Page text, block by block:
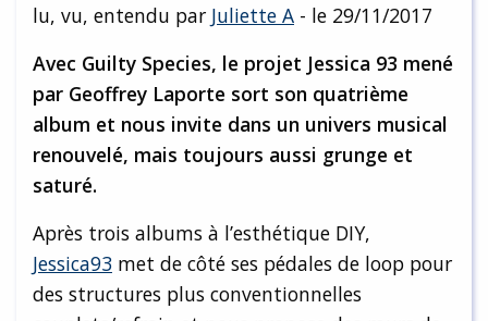
lu, vu, entendu par Juliette A - le 29/11/2017
Avec Guilty Species, le projet Jessica 93 mené
par Geoffrey Laporte sort son quatrième
album et nous invite dans un univers musical
renouvelé, mais toujours aussi grunge et
saturé.
Après trois albums à l’esthétique DIY,
Jessica93 met de côté ses pédales de loop pour
des structures plus conventionnelles